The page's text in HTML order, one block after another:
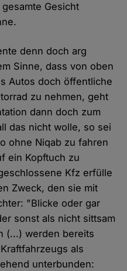
Gesicht
denn doch arg
Sinne, dass von oben
Autos doch öffentliche
zu nehmen, geht
dann doch zum
das nicht wolle, so sei
ohne Niqab zu fahren
ein Kopftuch zu
Kfz erfülle
Zweck, den sie mit
"Blicke oder gar
sonst als nicht sittsam
(...) werden bereits
als
unterbunden: